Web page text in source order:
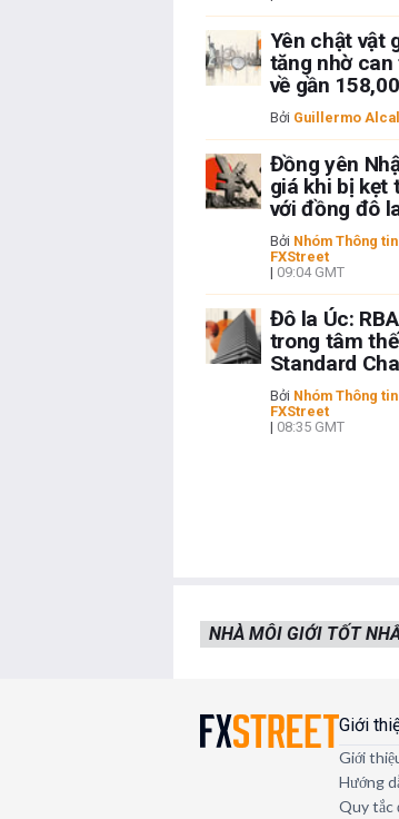
Yên chật vật
tăng nhờ
về gần 158,00
Bởi Guillermo
Đồng yên
giá khi bị kẹt
với đồng đô
Bởi Nhóm Thông
FXStreet
| 09:04 GMT
Đô la Úc:
trong tâm
Standard
Bởi Nhóm Thông
FXStreet
| 08:35 GMT
NHÀ MÔI GIỚI TỐT
Giới
Giới
Hướng
Quy tắc